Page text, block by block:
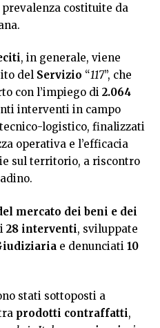
prevalenza costituite da
, in generale, viene
del Servizio “117”, che
con l’impiego di 2.064
interventi in campo
logistico, finalizzati
operativa e l’efficacia
sul territorio, a riscontro
mercato dei beni e dei
28 interventi, sviluppate
e denunciati 10
stati sottoposti a
prodotti contraffatti,